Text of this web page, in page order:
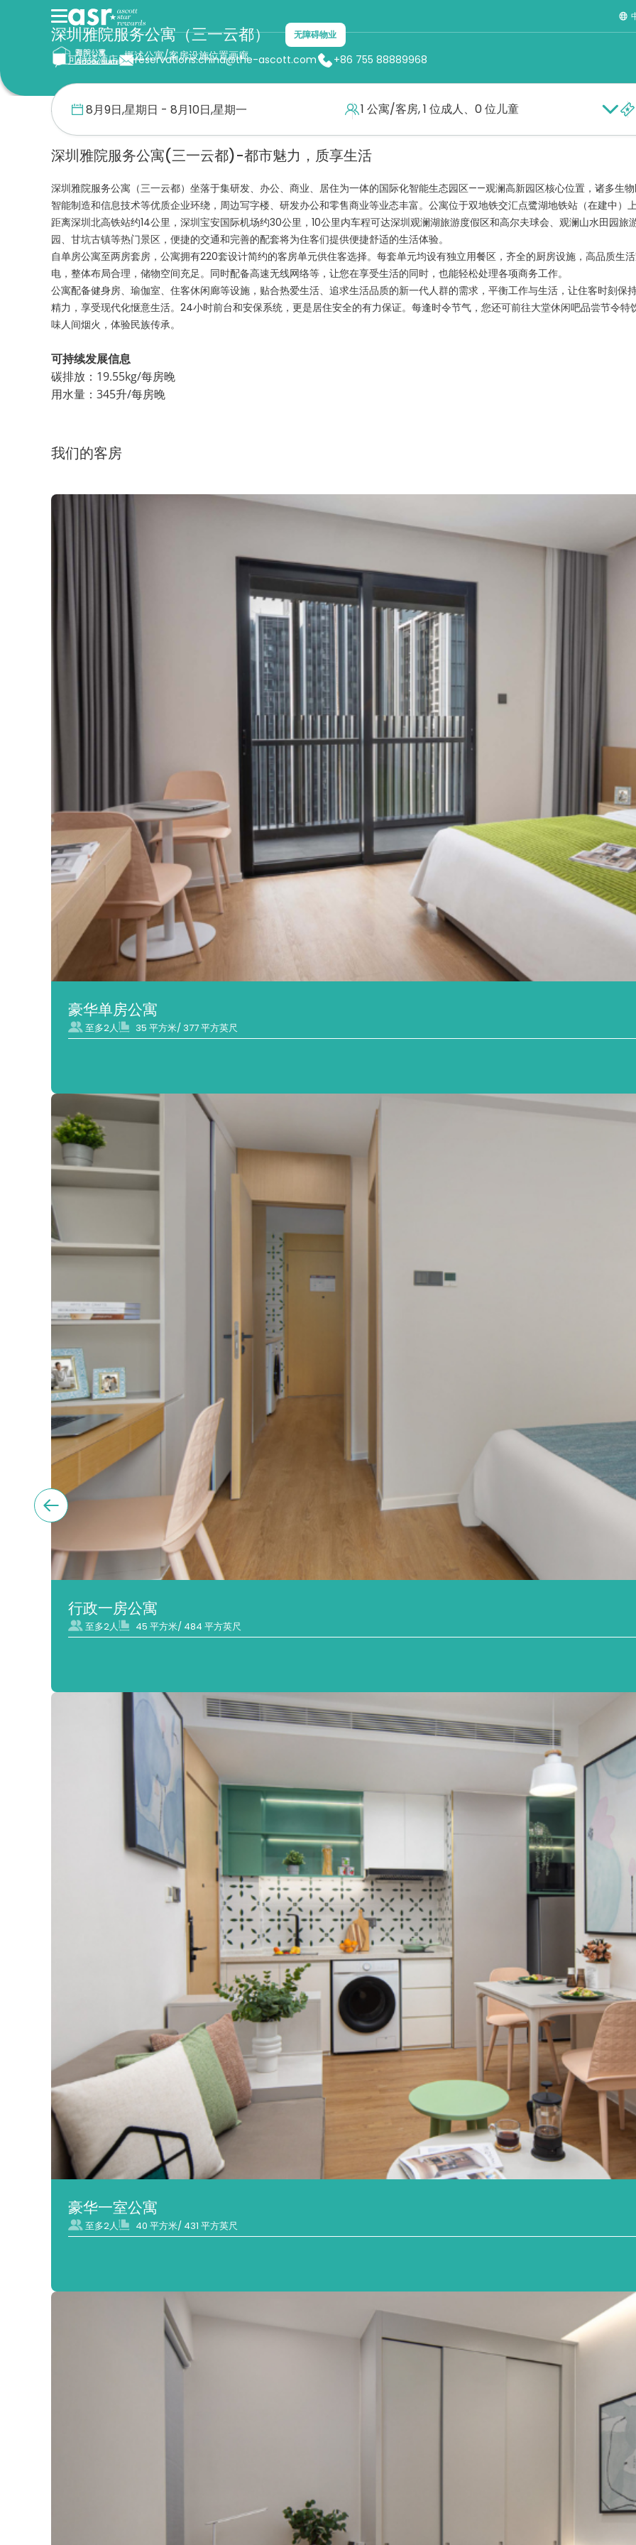
概述公寓/客房设施位置画廊
1 公寓/客房, 1 位成人、0 位儿童
深圳雅院服务公寓（三一云都） 无障碍物业
可持续酒店 reservations.china@the-ascott.com +86 755 88889968
首页 雅院公寓 深圳雅院服务公寓（三一云都）
深圳雅院服务公寓(三一云都)-都市魅力，质享生活
深圳雅院服务公寓（三一云都）坐落于集研发、办公、商业、居住为一体的国际化智能生态园区——观澜高新园区核心位置，诸多生
智能制造和信息技术等优质企业环绕，周边写字楼、研发办公和零售商业等业态丰富。公寓位于双地铁交汇点鹭湖地铁站（在建中）
距离深圳北高铁站约14公里，深圳宝安国际机场约30公里，10公里内车程可达深圳观澜湖旅游度假区和高尔夫球会、观澜山水田园旅
园、甘坑古镇等热门景区，便捷的交通和完善的配套将为住客们提供便捷舒适的生活体验。
自单房公寓至两房套房，公寓拥有220套设计简约的客房单元供住客选择。每套单元均设有独立用餐区，齐全的厨房设施，高品质生
电，整体布局合理，储物空间充足。同时配备高速无线网络等，让您在享受生活的同时，也能轻松处理各项商务工作。
公寓配备健身房、瑜伽室、住客休闲廊等设施，贴合热爱生活、追求生活品质的新一代人群的需求，平衡工作与生活，让住客时刻保
精力，享受现代化惬意生活。24小时前台和安保系统，更是居住安全的有力保证。每逢时令节气，您还可前往大堂休闲吧品尝节令特
味人间烟火，体验民族传承。
可持续发展信息
碳排放：19.55kg/每房晚
用水量：345升/每房晚
我们的客房
豪华单房公寓
至多2人 35 平方米/ 377 平方英尺
行政一房公寓
至多2人 45 平方米/ 484 平方英尺
豪华一室公寓
至多2人 40 平方米/ 431 平方英尺